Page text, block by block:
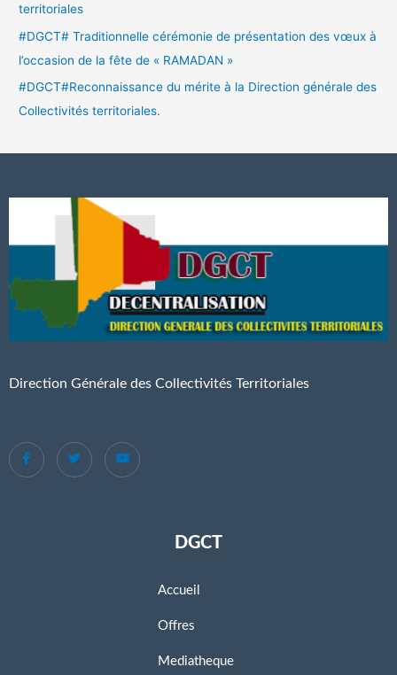
territoriales
#DGCT# Traditionnelle cérémonie de présentation des vœux à
l’occasion de la fête de « RAMADAN »
#DGCT#Reconnaissance du mérite à la Direction générale des
Collectivités territoriales.
Direction Générale des Collectivités Territoriales
DGCT
Accueil
Offres
Mediatheque